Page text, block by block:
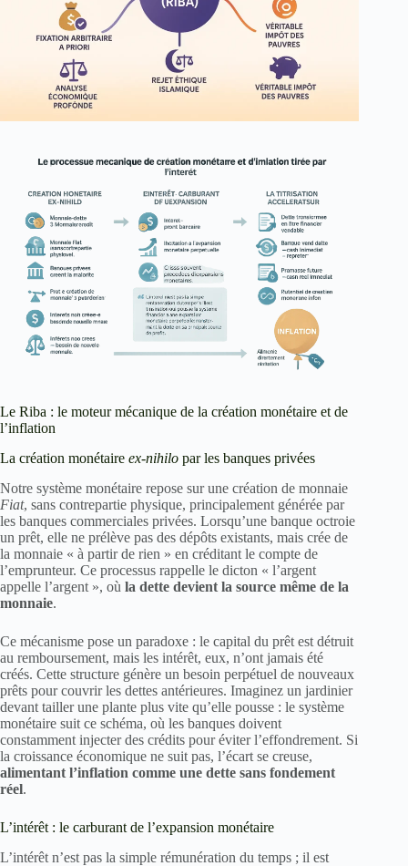
Le Riba : le moteur mécanique de la création monétaire et de
l’inflation
La création monétaire ex-nihilo par les banques privées
Notre système monétaire repose sur une création de monnaie
Fiat, sans contrepartie physique, principalement générée par
les banques commerciales privées. Lorsqu’une banque octroie
un prêt, elle ne prélève pas des dépôts existants, mais crée de
la monnaie « à partir de rien » en créditant le compte de
l’emprunteur. Ce processus rappelle le dicton « l’argent
appelle l’argent », où la dette devient la source même de la
monnaie.
Ce mécanisme pose un paradoxe : le capital du prêt est détruit
au remboursement, mais les intérêt, eux, n’ont jamais été
créés. Cette structure génère un besoin perpétuel de nouveaux
prêts pour couvrir les dettes antérieures. Imaginez un jardinier
devant tailler une plante plus vite qu’elle pousse : le système
monétaire suit ce schéma, où les banques doivent
constamment injecter des crédits pour éviter l’effondrement. Si
la croissance économique ne suit pas, l’écart se creuse,
alimentant l’inflation comme une dette sans fondement
réel.
L’intérêt : le carburant de l’expansion monétaire
L’intérêt n’est pas la simple rémunération du temps ; il est